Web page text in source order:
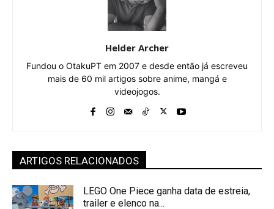
Helder Archer
Fundou o OtakuPT em 2007 e desde então já escreveu
mais de 60 mil artigos sobre anime, mangá e
videojogos.
ARTIGOS RELACIONADOS
LEGO One Piece ganha data de estreia,
trailer e elenco na...